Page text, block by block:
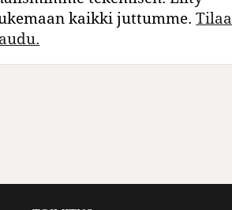
kaikki juttumme.Tilaa